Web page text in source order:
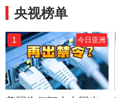
央视榜单
1 今日亚洲